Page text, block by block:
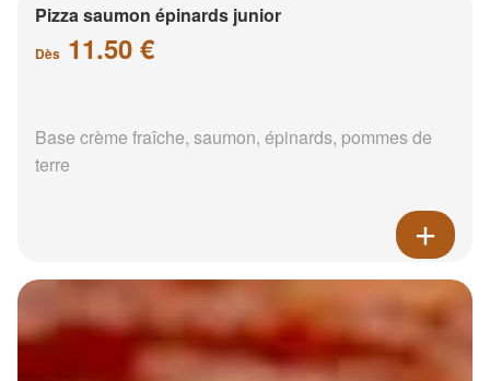
Pizza saumon épinards junior
Dès 11.50 €
Base crème fraîche, saumon, épinards, pommes de
terre